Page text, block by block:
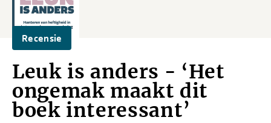
Recensie
Leuk is anders - ‘Het
ongemak maakt dit
boek interessant’